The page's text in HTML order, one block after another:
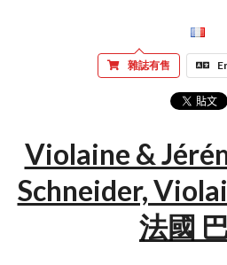
雜誌有售
Violaine &
Schneider,
法國